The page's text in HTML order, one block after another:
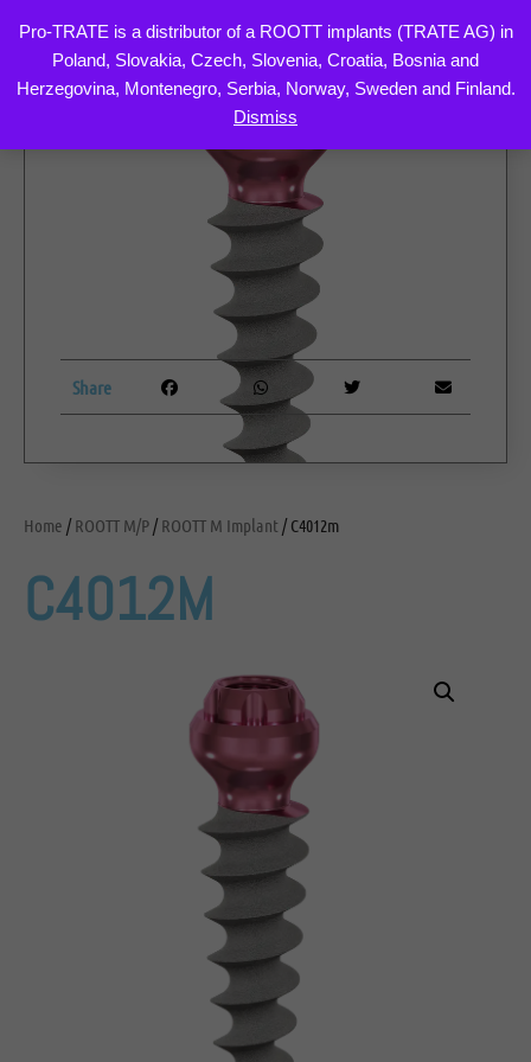
Pro-TRATE is a distributor of a ROOTT implants (TRATE AG) in
Poland, Slovakia, Czech, Slovenia, Croatia, Bosnia and
Herzegovina, Montenegro, Serbia, Norway, Sweden and Finland.
Dismiss
to
Home /ROOTT M/P/ROOTT M Implant / C4012m
C4012M
Share